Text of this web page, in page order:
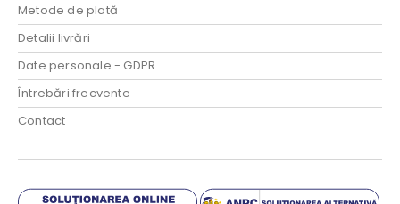
Metode de plată
Detalii livrări
Date personale - GDPR
Întrebări frecvente
Contact